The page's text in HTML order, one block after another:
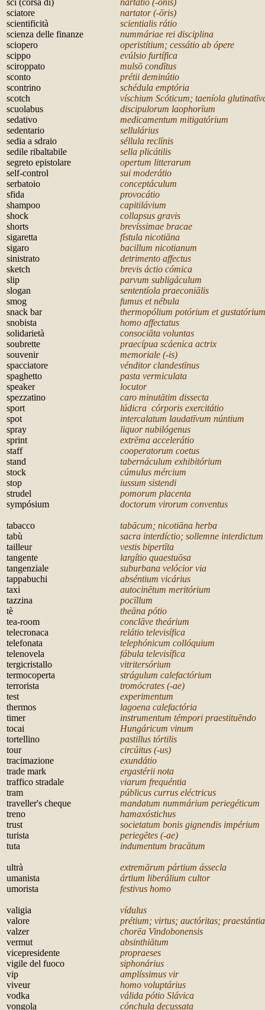
sci (corsa di)
nartátio (-ōnis)
sciatore
nartator (-ōris)
scientificità
scientialis rátio
scienza delle finanze
nummáriae rei disciplina
sciopero
operistítium; cessátio ab ópere
scippo
evúlsio furtífica
sciroppato
mulsō condītus
sconto
prétii deminútio
scontrino
schédula emptória
scotch
víschium Scóticum; taeníola glutinat
scuolabus
discipulorum laophorīum
sedativo
medicamentum mitigatórium
sedentario
sellulárius
sedia a sdraio
séllula reclīnis
sedile ribaltabile
sella plicátilis
segreto epistolare
opertum litterarum
self-control
sui moderátio
serbatoio
conceptáculum
sfida
provocátio
shampoo
capitilávium
shock
collapsus gravis
shorts
brevíssimae bracae
sigaretta
fístula nicotiāna
sigaro
bacillum nicotianum
sinistrato
detrimento affectus
sketch
brevis áctio cómica
slip
parvum subligáculum
slogan
sententíola praeconiālis
smog
fumus et nébula
snack bar
thermopólium potórium et gustatórium
snobista
homo affectatus
solidarietà
consociāta voluntas
soubrette
praecípua scáenica actrix
souvenir
memoriale (-is)
spacciatore
vénditor clandestīnus
spaghetto
pasta vermiculata
speaker
locutor
spezzatino
caro minutātim dissecta
sport
lúdicra córporis exercitátio
spot
intercalatum laudatīvum núntium
spray
liquor nubilógenus
sprint
extrēma accelerátio
staff
cooperatorum coetus
stand
tabernáculum exhibitórium
stock
cúmulus mércium
stop
iussum sistendi
strudel
pomorum placenta
sympósium
doctorum virorum conventus
tabacco
tabācum; nicotiāna herba
tabù
sacra interdíctio; sollemne interdictum
tailleur
vestis bipertīta
tangente
largítio quaestuōsa
tangenziale
suburbana velócior via
tappabuchi
abséntium vicárius
taxi
autocinētum meritórium
tazzina
pocīllum
tè
theāna pótio
tea-room
conclāve theárium
telecronaca
relátio televisífica
telefonata
telephónicum collóquium
telenovela
fábula televisífica
tergicristallo
vitritersórium
termocoperta
strágulum calefactórium
terrorista
tromócrates (-ae)
test
experimentum
thermos
lagoena calefactória
timer
instrumentum témpori praestituēndo
tocai
Hungáricum vinum
tortellino
pastillus tórtilis
tour
circúitus (-us)
tracimazione
exundátio
trade mark
ergastérii nota
traffico stradale
viarum frequéntia
tram
públicus currus eléctricus
traveller's cheque
mandatum nummárium periegéticum
treno
hamaxóstichus
trust
societatum bonis gignendis impérium
turista
periegētes (-ae)
tuta
indumentum bracātum
ultrà
extremārum pártium ássecla
umanista
ártium liberálium cultor
umorista
festivus homo
valigia
vídulus
valore
prétium; virtus; auctóritas; praestántia
valzer
chorēa Vindobonensis
vermut
absinthiātum
vicepresidente
propraeses
vigile del fuoco
siphonárius
vip
amplíssimus vir
viveur
homo voluptárius
vodka
válida pótio Slávica
vongola
cónchula decussata